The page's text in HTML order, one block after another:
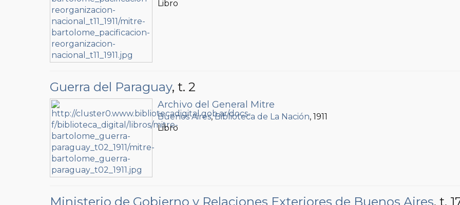
Libro
Guerra del Paraguay, t. 2
Archivo del General Mitre
Buenos Aires,Biblioteca de La Nación, 1911
Libro
Ministerio de Gobierno y Relaciones Exteriores de Buenos Aires, t.